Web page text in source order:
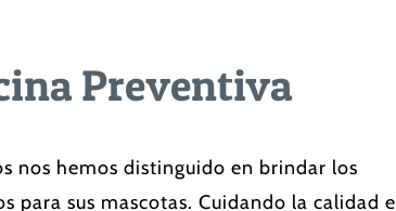
Preventiva
nos hemos distinguido en brindar los
para sus mascotas. Cuidando la calidad e